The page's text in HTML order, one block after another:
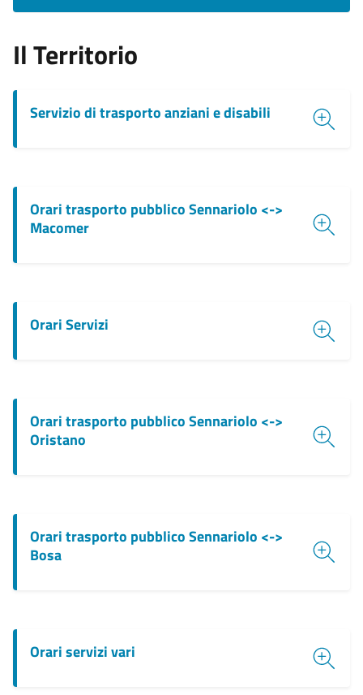
Il Territorio
Servizio di trasporto anziani e disabili
Orari trasporto pubblico Sennariolo <->
Macomer
Orari Servizi
Orari trasporto pubblico Sennariolo <->
Oristano
Orari trasporto pubblico Sennariolo <->
Bosa
Orari servizi vari